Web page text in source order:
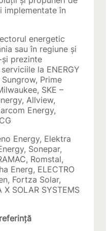
implementate în
energetic
sau în regiune și
prezinte
la ENERGY
Prime
SKE –
Allview,
Energy,
Energy, Elektra
Sonepar,
Romstal,
Energ, ELECTRO
Fortza Solar,
X SOLAR SYSTEMS